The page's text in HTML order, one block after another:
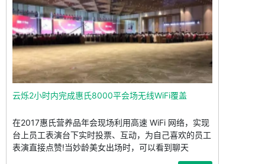
云烁2小时内完成惠氏8000平会场无线WiFi覆盖
在2017惠氏营养品年会现场利用高速 WiFi 网络，实现
台上员工表演台下实时投票、互动，为自己喜欢的员工
表演直接点赞!当妙龄美女出场时，可以看到聊天